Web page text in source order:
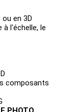
ou en 3D
à l'échelle, le
composants